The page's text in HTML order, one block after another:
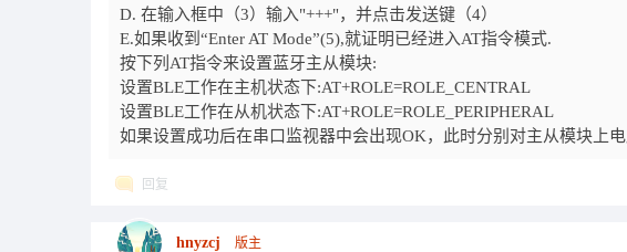
D. 在输入框中（3）输入"+++"，并点击发送键（4）
E.如果收到“Enter AT Mode”(5),就证明已经进入AT指令模式.
按下列AT指令来设置蓝牙主从模块:
设置BLE工作在主机状态下:AT+ROLE=ROLE_CENTRAL
设置BLE工作在从机状态下:AT+ROLE=ROLE_PERIPHERAL
如果设置成功后在串口监视器中会出现OK，此时分别对主从模块上
回复
hnyzcj
版主